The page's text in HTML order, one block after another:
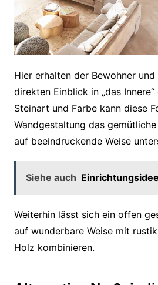
Hier erhalten der Bewohner und
direkten Einblick in „das
Steinart und Farbe kann diese
Wandgestaltung das gemütliche
auf beeindruckende Weise
Siehe auch
Weiterhin lässt sich ein offen
auf wunderbare Weise mit
Holz kombinieren.